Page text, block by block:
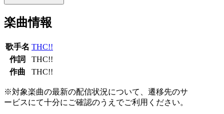
楽曲情報
歌手名 THC!!
作詞
THC!!
作曲
THC!!
※対象楽曲の最新の配信状況について、遷移先のサ
ービスにて十分にご確認のうえでご利用ください。